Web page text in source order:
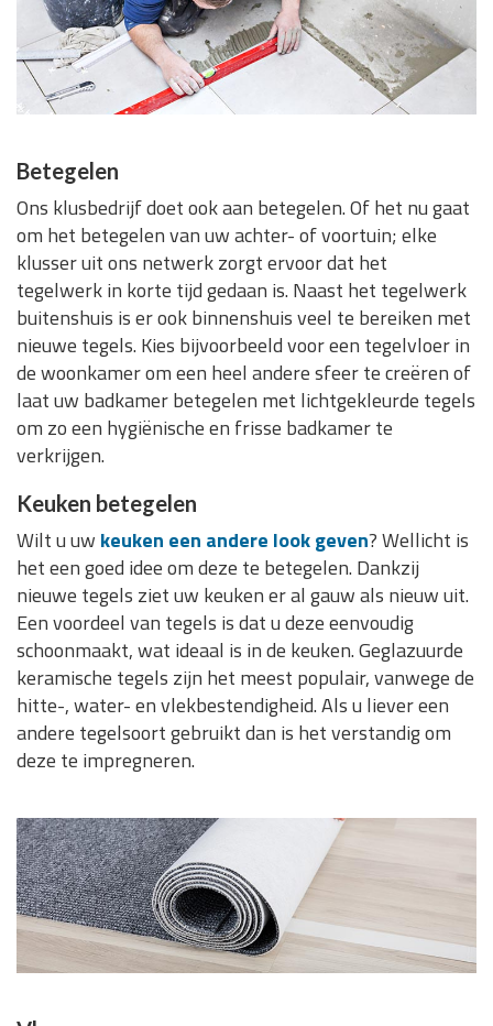
Betegelen
Ons klusbedrijf doet ook aan betegelen. Of het nu gaat
om het betegelen van uw achter- of voortuin; elke
klusser uit ons netwerk zorgt ervoor dat het
tegelwerk in korte tijd gedaan is. Naast het tegelwerk
buitenshuis is er ook binnenshuis veel te bereiken met
nieuwe tegels. Kies bijvoorbeeld voor een tegelvloer in
de woonkamer om een heel andere sfeer te creëren of
laat uw badkamer betegelen met lichtgekleurde tegels
om zo een hygiënische en frisse badkamer te
verkrijgen.
Keuken betegelen
Wilt u uw keuken een andere look geven? Wellicht is
het een goed idee om deze te betegelen. Dankzij
nieuwe tegels ziet uw keuken er al gauw als nieuw uit.
Een voordeel van tegels is dat u deze eenvoudig
schoonmaakt, wat ideaal is in de keuken. Geglazuurde
keramische tegels zijn het meest populair, vanwege de
hitte-, water- en vlekbestendigheid. Als u liever een
andere tegelsoort gebruikt dan is het verstandig om
deze te impregneren.